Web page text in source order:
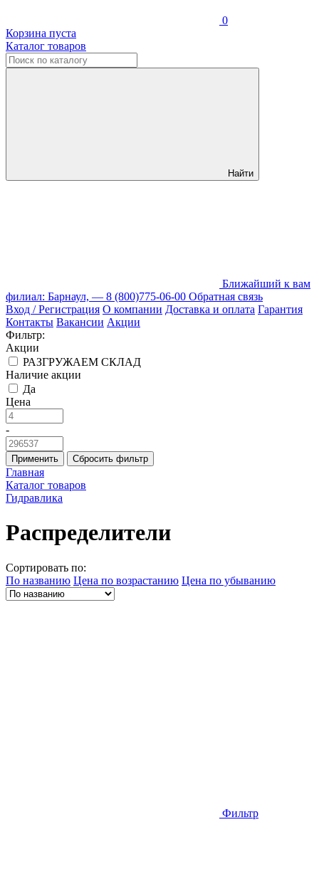
0
Корзина пуста
Каталог товаров
Найти
Ближайший к вам
филиал: Барнаул, — 8 (800)775-06-00 Обратная связь
Вход / Регистрация О компании Доставка и оплата Гарантия
Контакты Вакансии Акции
Фильтр:
Акции
РАЗГРУЖАЕМ СКЛАД
Наличие акции
Да
Цена
-
Применить Сбросить фильтр
Главная
Каталог товаров
Гидравлика
Распределители
Сортировать по:
По названию Цена по возрастанию Цена по убыванию
Фильтр